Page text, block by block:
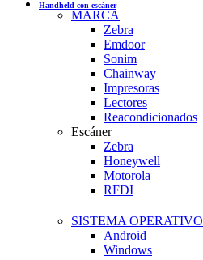
Handheld con escáner
MARCA
Zebra
Emdoor
Sonim
Chainway
Impresoras
Lectores
Reacondicionados
Escáner
Zebra
Honeywell
Motorola
RFDI
SISTEMA OPERATIVO
Android
Windows